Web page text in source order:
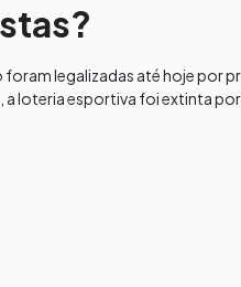
legalizadas até hoje por
a loteria esportiva foi extinta